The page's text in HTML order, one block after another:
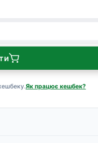
Як працює кешбек?